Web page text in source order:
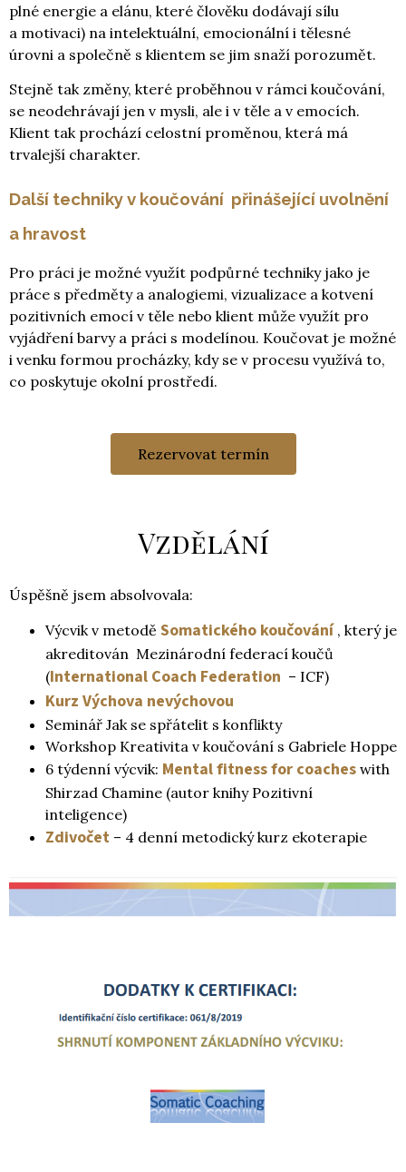
plné energie a elánu, které člověku dodávají sílu
a motivaci) na intelektuální, emocionální i tělesné
úrovni a společně s klientem se jim snaží porozumět.
Stejně tak změny, které proběhnou v rámci koučování,
se neodehrávají jen v mysli, ale i v těle a v emocích.
Klient tak prochází celostní proměnou, která má
trvalejší charakter.
Další techniky v koučování přinášející uvolnění
a hravost
Pro práci je možné využít podpůrné techniky jako je
práce s předměty a analogiemi, vizualizace a kotvení
pozitivních emocí v těle nebo klient může využít pro
vyjádření barvy a práci s modelínou. Koučovat je možné
i venku formou procházky, kdy se v procesu využívá to,
co poskytuje okolní prostředí.
Rezervovat termín
Vzdělání
Úspěšně jsem absolvovala:
Výcvik v metodě Somatického koučování , který je
akreditován Mezinárodní federací koučů
(International Coach Federation – ICF)
Kurz Výchova nevýchovou
Seminář Jak se spřátelit s konflikty
Workshop Kreativita v koučování s Gabriele Hoppe
6 týdenní výcvik: Mental fitness for coaches with
Shirzad Chamine (autor knihy Pozitivní
inteligence)
Zdivočet – 4 denní metodický kurz ekoterapie